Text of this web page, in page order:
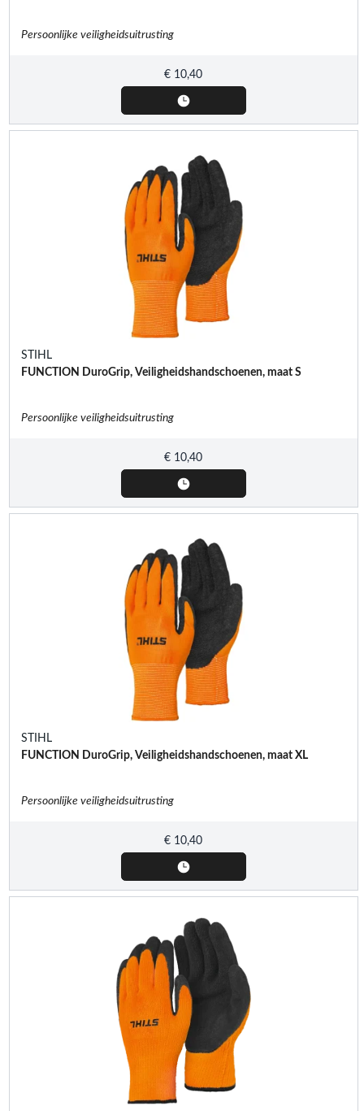
Persoonlijke veiligheidsuitrusting
€ 10,40
STIHL
FUNCTION DuroGrip, Veiligheidshandschoenen, maat S
Persoonlijke veiligheidsuitrusting
€ 10,40
STIHL
FUNCTION DuroGrip, Veiligheidshandschoenen, maat XL
Persoonlijke veiligheidsuitrusting
€ 10,40